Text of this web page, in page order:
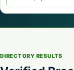
DIRECTORY RESULTS